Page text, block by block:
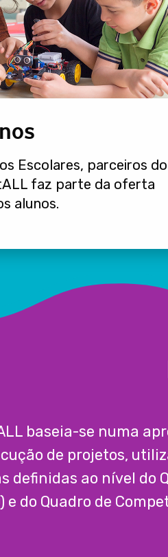
Escolares, parceiros do
faz parte da oferta
alunos.
baseia-se numa
de projetos,
definidas ao nível do
e do Quadro de